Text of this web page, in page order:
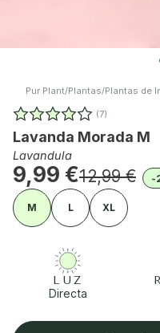
Pur Plant/Plantas/Plantas de
(7)
Lavanda Morada M
Lavandula
9,99 €12,99 € -
M L XL
LUZ
Directa